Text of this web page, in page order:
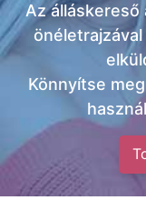
Az
Könnyítse